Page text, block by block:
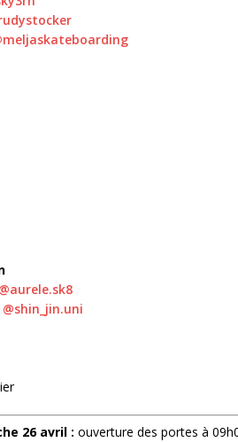
@aurele.sk8
@shin_jin.uni
26 avril : ouverture des portes à